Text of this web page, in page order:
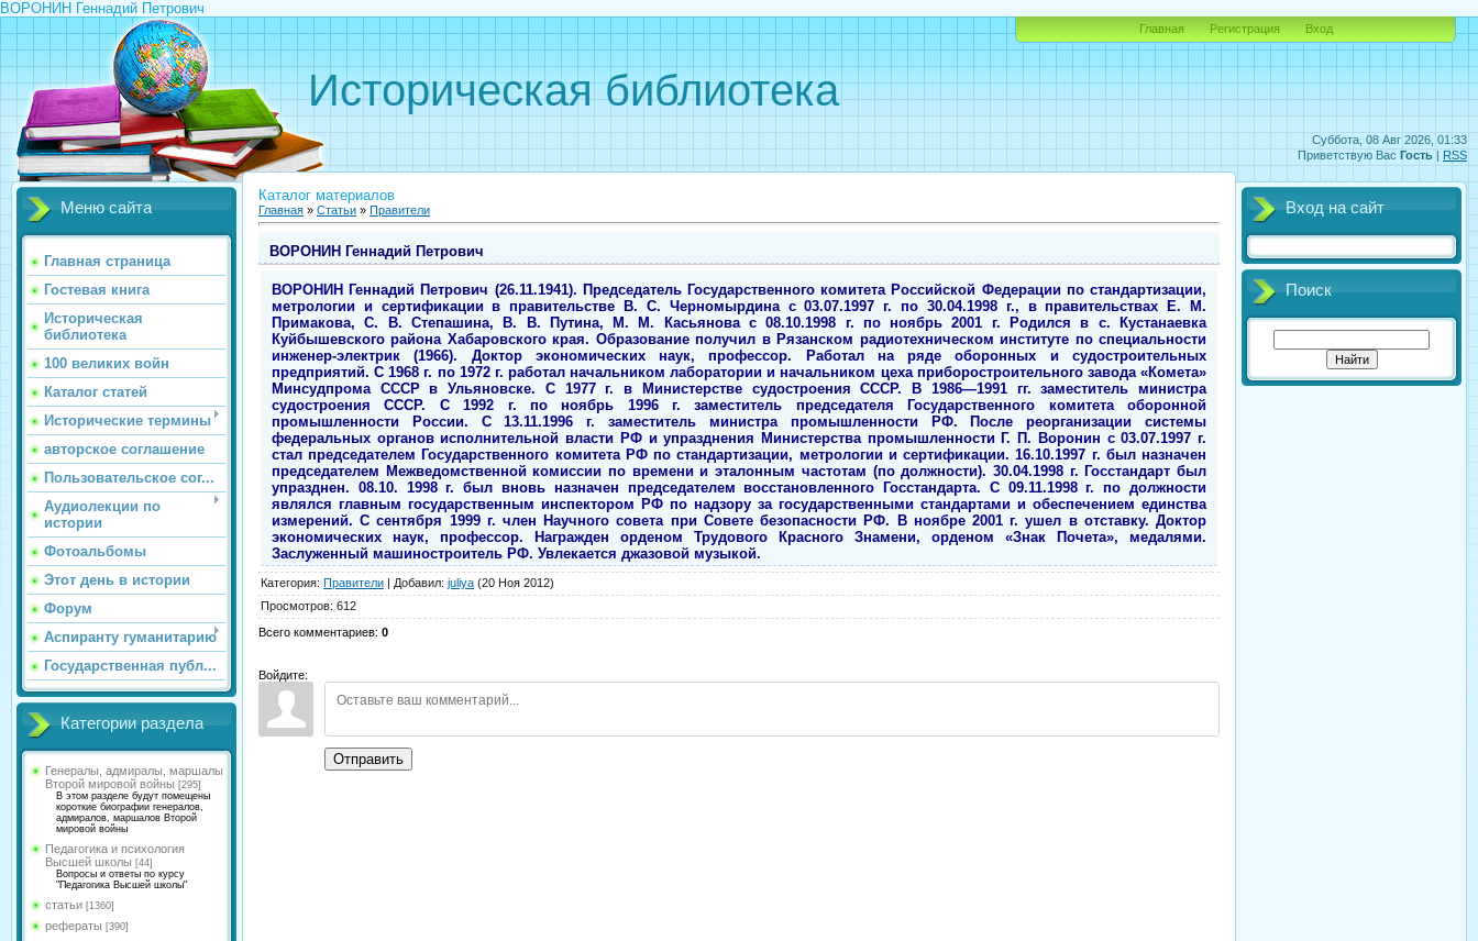
ВОРОНИН Геннадий Петрович
Суббота, 08 Авг 2026, 01:33
Приветствую Вас Гость | RSS
Историческая библиотека
Главная Регистрация Вход
Меню сайта
Главная страница
Гостевая книга
Историческая
библиотека
100 великих войн
Каталог статей
Исторические термины
авторское соглашение
Пользовательское сог...
Аудиолекции по
истории
Фотоальбомы
Этот день в истории
Форум
Аспиранту гуманитарию
Государственная публ...
Категории раздела
Генералы, адмиралы, маршалы
Второй мировой войны [295]
В этом разделе будут помещены
короткие биографии генералов,
адмиралов, маршалов Второй
мировой войны
Педагогика и психология
Высшей школы [44]
Вопросы и ответы по курсу
"Педагогика Высшей школы"
статьи [1360]
рефераты [390]
Каталог материалов
Главная » Статьи » Правители
ВОРОНИН Геннадий Петрович
ВОРОНИН Геннадий Петрович (26.11.1941). Председатель Государственного комитета Российской Федерации по стандартизации,
метрологии и сертификации в правительстве В. С. Черномырдина с 03.07.1997 г. по 30.04.1998 г., в правительствах Е. М.
Примакова, С. В. Степашина, В. В. Путина, М. М. Касьянова с 08.10.1998 г. по ноябрь 2001 г. Родился в с. Кустанаевка
Куйбышевского района Хабаровского края. Образование получил в Рязанском радиотехническом институте по специальности
инженер-электрик (1966). Доктор экономических наук, профессор. Работал на ряде оборонных и судостроительных
предприятий. С 1968 г. по 1972 г. работал начальником лаборатории и начальником цеха приборостроительного завода «Комета»
Минсудпрома СССР в Ульяновске. С 1977 г. в Министерстве судостроения СССР. В 1986—1991 гг. заместитель министра
судостроения СССР. С 1992 г. по ноябрь 1996 г. заместитель председателя Государственного комитета оборонной
промышленности России. С 13.11.1996 г. заместитель министра промышленности РФ. После реорганизации системы
федеральных органов исполнительной власти РФ и упразднения Министерства промышленности Г. П. Воронин с 03.07.1997 г.
стал председателем Государственного комитета РФ по стандартизации, метрологии и сертификации. 16.10.1997 г. был назначен
председателем Межведомственной комиссии по времени и эталонным частотам (по должности). 30.04.1998 г. Госстандарт был
упразднен. 08.10. 1998 г. был вновь назначен председателем восстановленного Госстандарта. С 09.11.1998 г. по должности
являлся главным государственным инспектором РФ по надзору за государственными стандартами и обеспечением единства
измерений. С сентября 1999 г. член Научного совета при Совете безопасности РФ. В ноябре 2001 г. ушел в отставку. Доктор
экономических наук, профессор. Награжден орденом Трудового Красного Знамени, орденом «Знак Почета», медалями.
Заслуженный машиностроитель РФ. Увлекается джазовой музыкой.
Категория: Правители | Добавил: juliya (20 Ноя 2012)
Просмотров: 612
Всего комментариев: 0
Войдите:
Отправить
Вход на сайт
Поиск